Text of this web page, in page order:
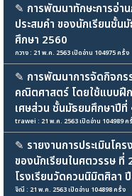
✎ การพัฒนาทักษะการอ่า
ประสมคำ ของนักเรียนชั้น
ศึกษา 2560
กวาง : 21 พ.ค. 2563 เปิดอ่าน 104975 ครั้ง
✎ การพัฒนาการจัดกิจกร
คณิตศาสตร์ โดยใช้แบบฝึ
เศษส่วน ชั้นมัธยมศึกษาปีที่
trawei : 21 พ.ค. 2563 เปิดอ่าน 104989 ค
✎ รายงานการประเมินโ
ของนักเรียนในศตวรรษ ที่
โรงเรียนวัดควนนิมิตศิลา
จิณี : 21 พ.ค. 2563 เปิดอ่าน 104898 ครั้ง